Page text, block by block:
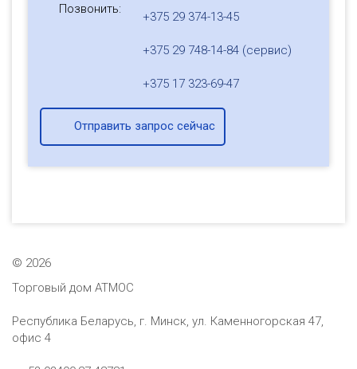
Позвонить:
+375 29 374-13-45
+375 29 748-14-84 (сервис)
+375 17 323-69-47
Отправить запрос сейчас
© 2026
Торговый дом АТМОС
Республика Беларусь, г. Минск, ул. Каменногорская 47,
офис 4